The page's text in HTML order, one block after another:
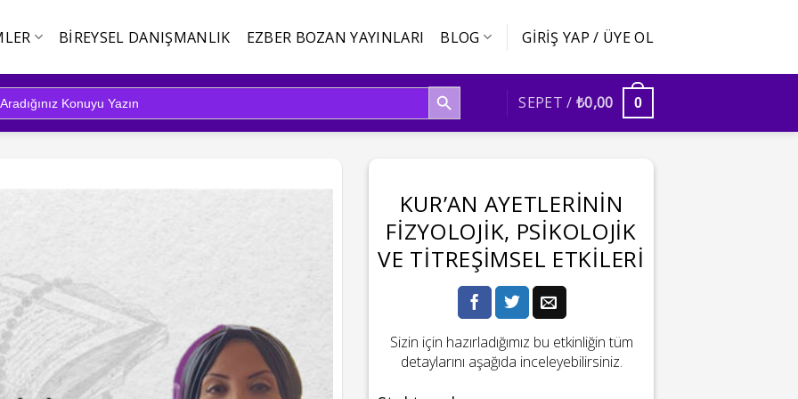
BIREYSEL DANIŞMANLIK EZBER BOZAN YAYINLARI BLOG GIRIŞ YAP / ÜYE OL
SEARCH BUTTON
SEPET / ₺0,00 0
KUR’AN AYETLERININ
FIZYOLOJIK, PSIKOLOJIK
VE TITREŞIMSEL ETKILERI
Sizin için hazırladığımız bu etkinliğin tüm
detaylarını aşağıda inceleyebilirsiniz.